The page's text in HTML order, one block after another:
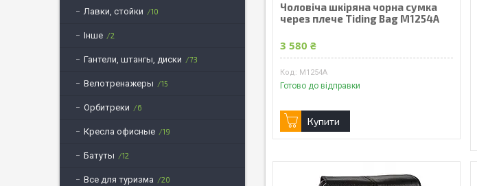
Чоловіча шкіряна чорна сумка
через плече Tiding Bag M1254A
3 580 ₴
M1254A
Готово до відправки
Купити
Лавки, стойки 10
Інше 2
Гантели, штангы, диски 73
Велотренажеры 15
Орбитреки 6
Кресла офисные 19
Батуты 12
Все для туризма 20